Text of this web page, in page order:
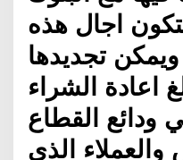
اجال هذه
تجديدها
اعادة الشراء
ودائع القطاع
والعملاء الذي